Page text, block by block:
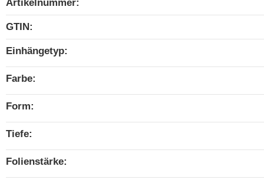
Artikelnummer:
GTIN:
Einhängetyp‍:
Farbe‍:
Form‍:
Tiefe‍:
Folienstärke‍: